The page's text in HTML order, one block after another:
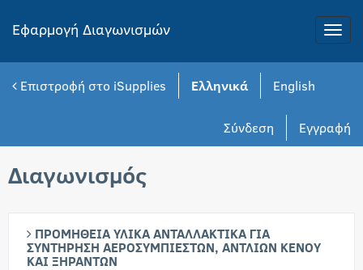
Toggle
Εφαρμογή Διαγωνισμών
Επιστροφή στο iSupplies Ελληνικά English
Εγγραφή
Σύνδεση
Διαγωνισμός
ΠΡΟΜΗΘΕΙΑ ΥΛΙΚΑ ΑΝΤΑΛΛΑΚΤΙΚΑ ΓΙΑ
ΣΥΝΤΗΡΗΣΗ ΑΕΡΟΣΥΜΠΙΕΣΤΩΝ, ΑΝΤΛΙΩΝ ΚΕΝΟΥ
ΚΑΙ ΞΗΡΑΝΤΩΝ